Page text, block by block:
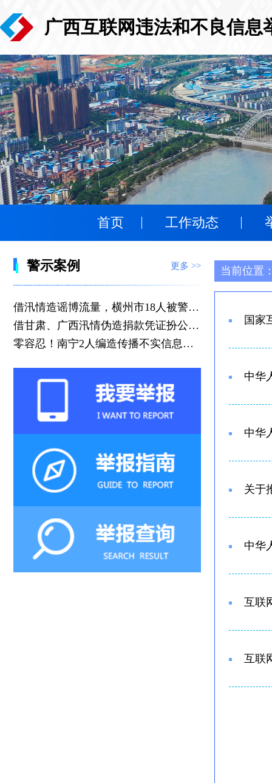
广西互联网违法和不良信息
首页 工作动态
警示案例 更多 >>
借汛情造谣博流量，横州市18人被警方依法查处
借甘肃、广西汛情伪造捐款凭证扮公益好人博流量，一网民被警方行政处罚
零容忍！南宁2人编造传播不实信息被依法处罚
当前位置
国家
中华
中华
关于
中华
互联
互联